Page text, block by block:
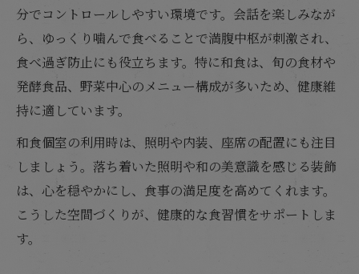
分でコントロールしやすい環境です。会話を楽しみなが
ら、ゆっくり噛んで食べることで満腹中枢が刺激され、
食べ過ぎ防止にも役立ちます。特に和食は、旬の食材や
発酵食品、野菜中心のメニュー構成が多いため、健康維
持に適しています。
和食個室の利用時は、照明や内装、座席の配置にも注目
しましょう。落ち着いた照明や和の美意識を感じる装飾
は、心を穏やかにし、食事の満足度を高めてくれます。
こうした空間づくりが、健康的な食習慣をサポートしま
す。